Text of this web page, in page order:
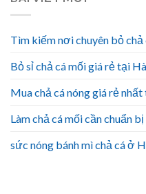
Tìm kiếm nơi chuyên bỏ
Bỏ sỉ chả cá mối giá rẻ tại
Mua chả cá nóng giá rẻ
Làm chả cá mối cần chuẩn
sức nóng bánh mì chả cá ở